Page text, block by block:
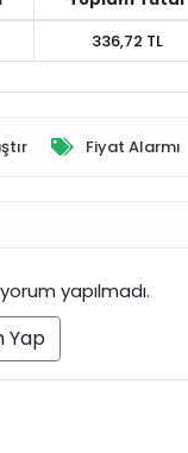
336,72 TL
Fiyat Alarmı
yapılmadı.
Yap